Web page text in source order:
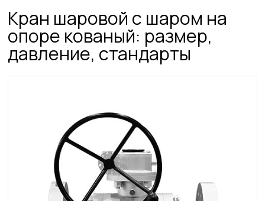
Кран шаровой с шаром на
опоре кованый: размер,
давление, стандарты